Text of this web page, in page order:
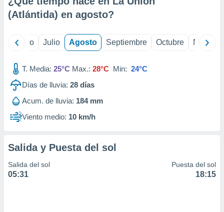
e
publicidad
publicidad
de
(Atlántida) en agosto?
Junio Julio Agosto Septiembre Octubre
T. Media: 25°C Max.: 28°C Min: 24°C
Días de lluvia: 28 días
Acum. de lluvia: 184 mm
Viento medio: 10 km/h
Salida y Puesta del sol
Salida del sol
05:31
Puesta del sol
18:15